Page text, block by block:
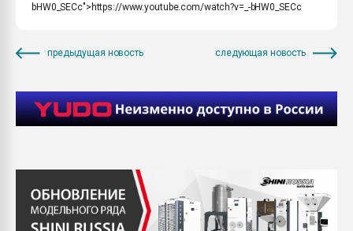
bHW0_SECc">https://www.youtube.com/watch?v=_-bHW0_SECc
предыдущая новость следующая новость